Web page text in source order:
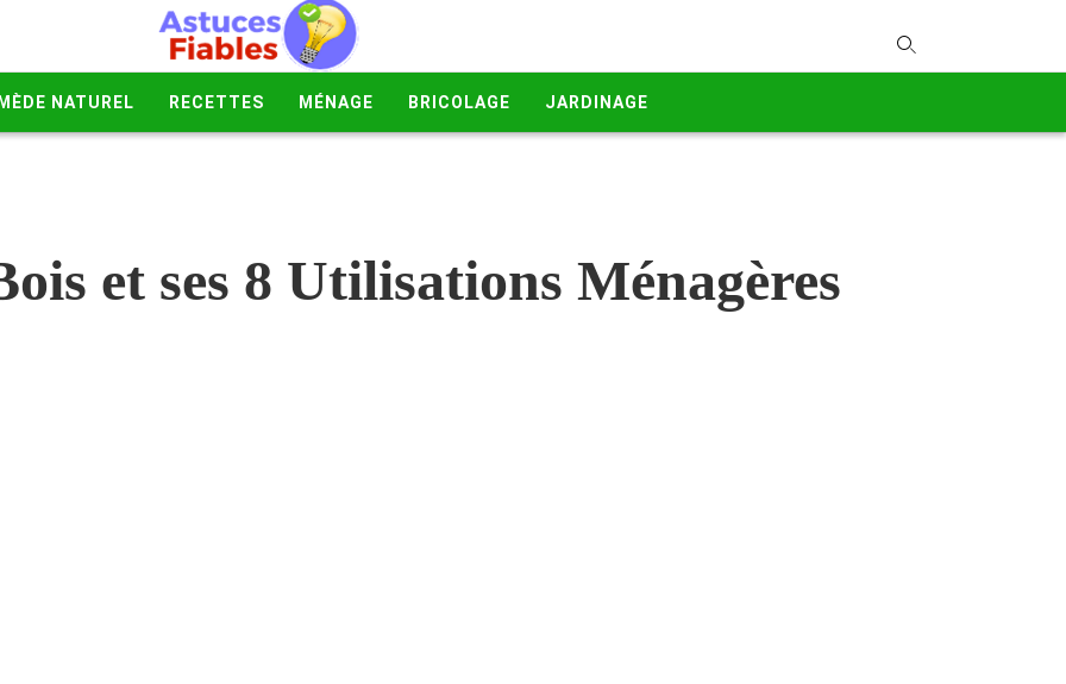
NATUREL RECETTES MÉNAGE BRICOLAGE JARDINAGE
et ses 8 Utilisations Ménagères